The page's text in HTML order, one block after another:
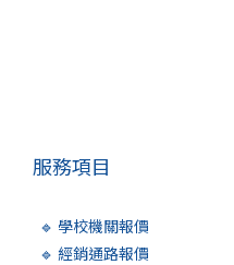
服務項目
🔹 學校機關報價
🔹 經銷通路報價